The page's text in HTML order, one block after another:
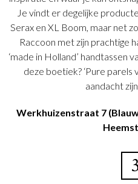
Je vindt er degelijke
Serax en XL Boom, maar net
Raccoon met zijn prachtige
‘made in Holland’ handtassen
deze boetiek? ‘Pure
aandacht
Werkhuizenstraat 7